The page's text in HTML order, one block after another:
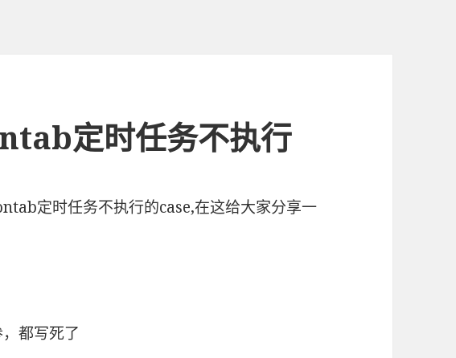
定时任务不执行
定时任务不执行的case,在这给大家分享一
都写死了